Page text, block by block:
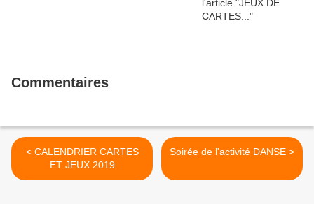
Commentaires
< CALENDRIER CARTES
ET JEUX 2019
Soirée de l'activité DANSE >